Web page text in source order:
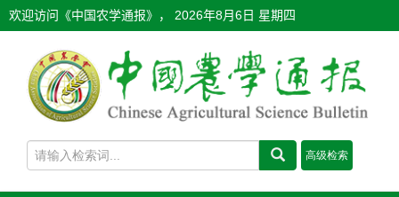
欢迎访问《中国农学通报》， 2026年8月6日 星期四